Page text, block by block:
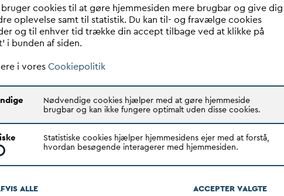
forslag til
af direktiv om
for
information i
(INSPIRE), KOM
985
and- og
andsforening,DANVA,
interesse med i
der knytter an
Høringssvar vedr. Sikker
sameksistens - Strategi for
civile droner idansk
DanskVand- og
Spildev andsforening (DAN
takker for muligheden for at
strategien ”Sikker sameksistens -
bruger cookies til at gøre hjemmesiden mere brugbar og give dig
oplevelse samt til statistik. Du kan til- og fravælge cookies
og til enhver tid trække din accept tilbage ved at klikke på
i bunden af siden.
i voresCookiepolitik
Nødvendige cookies hjælper med at gøre hjemmeside
brugbar og kan ikke fungere optimalt uden disse cookies.
Statistiske cookies hjælper hjemmesidens ejer med at forstå,
hvordan besøgende interagerer med hjemmesiden.
ALLE ACCEPTERVALGTE